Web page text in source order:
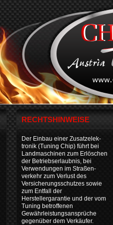
RECHTSHINWEISE
Der Einbau einer Zusatzelek-
tronik (Tuning Chip) führt bei
Landmaschinen zum Erlöschen
der Betriebserlaubnis, bei
Verwendungen im Straßen-
verkehr zum Verlust des
Versicherungsschutzes sowie
zum Entfall der
Herstellergarantie und der vom
Tuning betroffenen
Gewährleistungsansprüche
gegenüber dem Verkäufer.